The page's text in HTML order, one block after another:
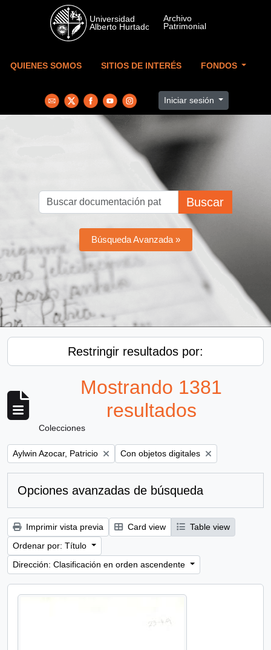
Skip to main content
QUIENES SOMOS SITIOS DE INTERÉS FONDOS
Iniciar sesión
Buscar
Búsqueda Avanzada »
Restringir resultados por:
Mostrando 1381
resultados
Colecciones
Remove filter:
Aylwin Azocar, Patricio Remove filter:
Con objetos digitales
Opciones avanzadas de búsqueda
Imprimir vista previa Card view
Table view
Ordenar por: Título
Dirección: Clasificación en orden ascendente